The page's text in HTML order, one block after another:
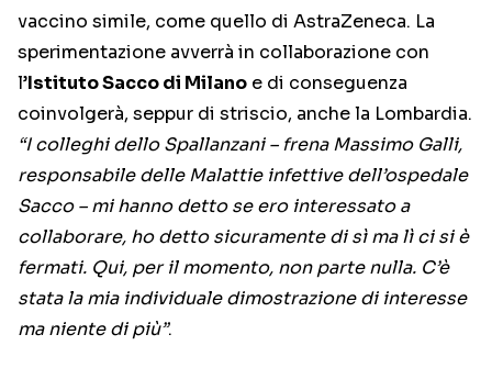
vaccino simile, come quello di AstraZeneca. La
sperimentazione avverrà in collaborazione con
l’Istituto Sacco di Milano e di conseguenza
coinvolgerà, seppur di striscio, anche la Lombardia.
“I colleghi dello Spallanzani – frena Massimo Galli,
responsabile delle Malattie infettive dell’ospedale
Sacco – mi hanno detto se ero interessato a
collaborare, ho detto sicuramente di sì ma lì ci si è
fermati. Qui, per il momento, non parte nulla. C’è
stata la mia individuale dimostrazione di interesse
ma niente di più”.